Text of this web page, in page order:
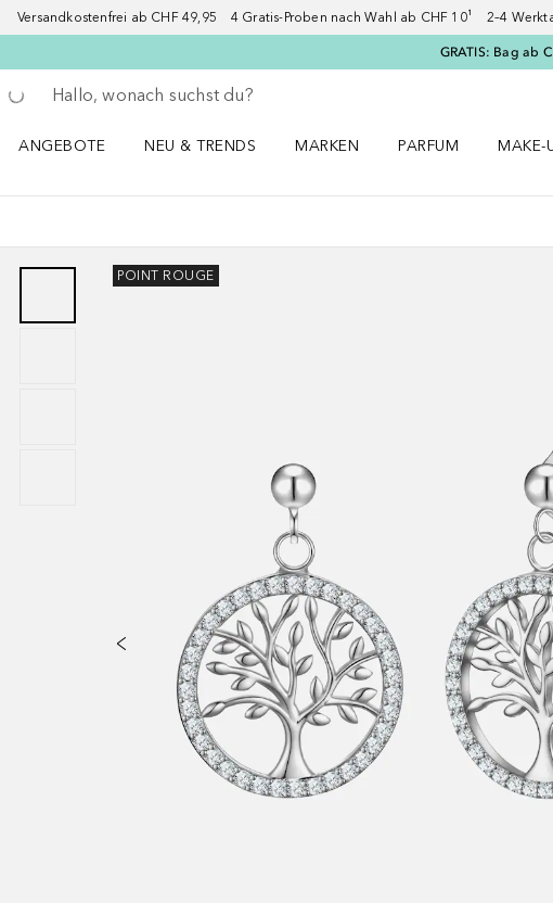
Versandkostenfrei ab CHF 49,95 4 Gratis-Proben nach Wahl ab CHF 10¹ 2–4
GRATIS: Bag ab
Gehe zurück
Suche ausführen
ANGEBOTE
NEU & TRENDS
MARKEN
PARFUM
MAKE-
POINT ROUGE